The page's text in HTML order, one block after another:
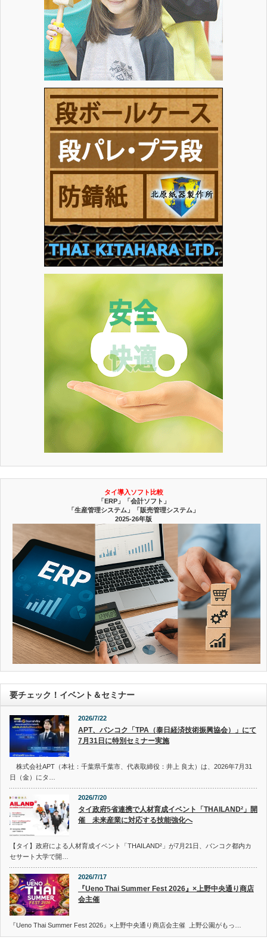
タイ導入ソフト比較
「ERP」「会計ソフト」
「生産管理システム」「販売管理システム」
2025-26年版
要チェック！イベント＆セミナー
2026/7/22
APT、バンコク「TPA（泰日経済技術振興協会）」にて
7月31日に特別セミナー実施
株式会社APT（本社：千葉県千葉市、代表取締役：井上 良太）は、2026年7月31
日（金）にタ…
2026/7/20
タイ政府5省連携で人材育成イベント「THAILAND²」開
催 未来産業に対応する技能強化へ
【タイ】政府による人材育成イベント「THAILAND²」が7月21日、バンコク都内カ
セサート大学で開…
2026/7/17
『Ueno Thai Summer Fest 2026』×上野中央通り商店
会主催
『Ueno Thai Summer Fest 2026』×上野中央通り商店会主催 上野公園がもっ…